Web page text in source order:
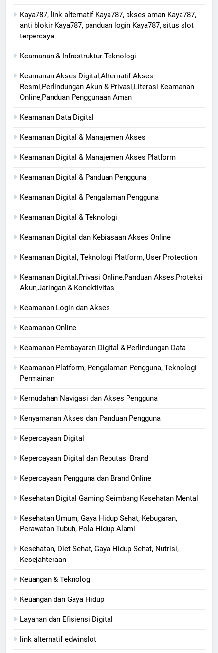
Kaya787, link alternatif Kaya787, akses aman Kaya787,
anti blokir Kaya787, panduan login Kaya787, situs slot
terpercaya
Keamanan & Infrastruktur Teknologi
Keamanan Akses Digital,Alternatif Akses
Resmi,Perlindungan Akun & Privasi,Literasi Keamanan
Online,Panduan Penggunaan Aman
Keamanan Data Digital
Keamanan Digital & Manajemen Akses
Keamanan Digital & Manajemen Akses Platform
Keamanan Digital & Panduan Pengguna
Keamanan Digital & Pengalaman Pengguna
Keamanan Digital & Teknologi
Keamanan Digital dan Kebiasaan Akses Online
Keamanan Digital, Teknologi Platform, User Protection
Keamanan Digital,Privasi Online,Panduan Akses,Proteksi
Akun,Jaringan & Konektivitas
Keamanan Login dan Akses
Keamanan Online
Keamanan Pembayaran Digital & Perlindungan Data
Keamanan Platform, Pengalaman Pengguna, Teknologi
Permainan
Kemudahan Navigasi dan Akses Pengguna
Kenyamanan Akses dan Panduan Pengguna
Kepercayaan Digital
Kepercayaan Digital dan Reputasi Brand
Kepercayaan Pengguna dan Brand Online
Kesehatan Digital Gaming Seimbang Kesehatan Mental
Kesehatan Umum, Gaya Hidup Sehat, Kebugaran,
Perawatan Tubuh, Pola Hidup Alami
Kesehatan, Diet Sehat, Gaya Hidup Sehat, Nutrisi,
Kesejahteraan
Keuangan & Teknologi
Keuangan dan Gaya Hidup
Layanan dan Efisiensi Digital
link alternatif edwinslot